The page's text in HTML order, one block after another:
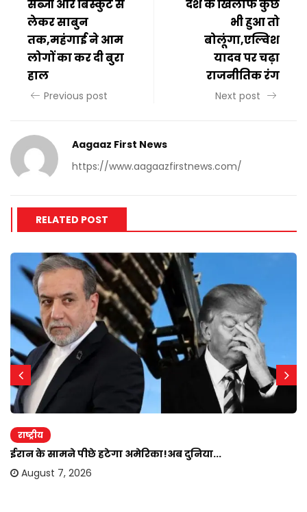
सब्जी और बिस्कुट से
लेकर साबुन
तक,महंगाई ने आम
लोगों का कर दी बुरा
हाल
Previous post
देश के खिलाफ कुछ
भी हुआ तो
बोलूंगा,एल्विश
यादव पर चढ़ा
राजनीतिक रंग
Next post
Aagaaz First News
https://www.aagaazfirstnews.com/
RELATED POST
राष्ट्रीय
ईरान के सामने पीछे हटेगा अमेरिका!अब दुनिया...
August 7, 2026